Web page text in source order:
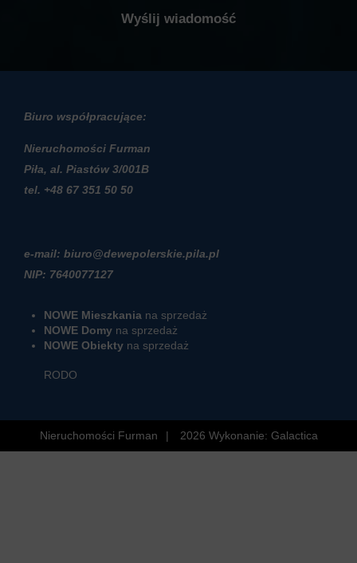
Biuro współpracujące:
Nieruchomości Furman
Piła, al. Piastów 3/001B
tel. +48 67 351 50 50
e-mail: biuro@dewepolerskie.pila.pl
NIP: 7640077127
NOWE Mieszkania na sprzedaż
NOWE Domy na sprzedaż
NOWE Obiekty na sprzedaż
RODO
Nieruchomości Furman 2026 Wykonanie: Galactica